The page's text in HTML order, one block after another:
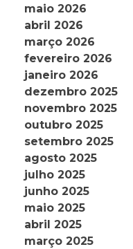
maio 2026
abril 2026
março 2026
fevereiro 2026
janeiro 2026
dezembro 2025
novembro 2025
outubro 2025
setembro 2025
agosto 2025
julho 2025
junho 2025
maio 2025
abril 2025
março 2025